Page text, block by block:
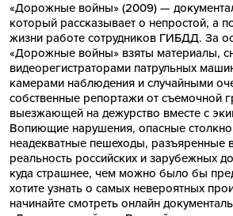
«Дорожные войны» (2009) —
который рассказывает о непростой, а
жизни работе сотрудников ГИБДД. За
«Дорожные войны» взяты материалы,
видеорегистраторами патрульных
камерами наблюдения и случайными
собственные репортажи от съемочной
выезжающей на дежурство вместе с
Вопиющие нарушения, опасные
неадекватные пешеходы, разъяренные
реальность российских и зарубежных
куда страшнее, чем можно было бы
хотите узнать о самых невероятных
начинайте смотреть онлайн